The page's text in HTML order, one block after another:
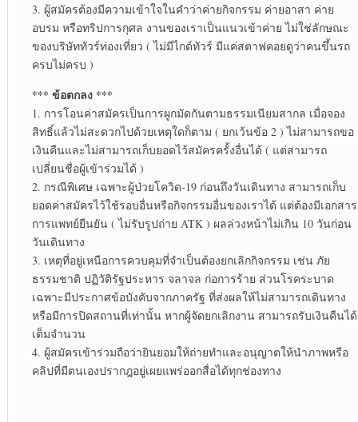
3. ผู้สมัครต้องมีความเข้าใจในคำว่าค่ายกิจกรรม ค่ายอาสา ค่าย
อบรม หรือทริปการกุศล งานของเราเป็นแนวเข้าค่าย ไม่ใช่ลักษณะ
ของบริษัททัวร์ท่องเที่ยว ( ไม่มีไกด์ทัวร์ มีแค่สตาฟคอยดูว่าคนขึ้นรถ
ครบไม่ครบ )
*** ข้อตกลง ***
1. การโอนค่าสมัครเป็นการผูกมัดกันตามธรรมเนียมสากล เมื่อจอง
สิทธิ์แล้วไม่สะดวกไปด้วยเหตุใดก็ตาม ( ยกเว้นข้อ 2 ) ไม่สามารถขอ
เงินคืนและไม่สามารถเก็บยอดไว้สมัครครั้งอื่นได้ ( แต่สามารถ
เปลี่ยนชื่อผู้เข้าร่วมได้ )
2. กรณีพิเศษ เฉพาะผู้ป่วยโควิด-19 ก่อนถึงวันเดินทาง สามารถเก็บ
ยอดค่าสมัครไว้ใช้รอบอื่นหรือกิจกรรมอื่นของเราได้ แต่ต้องมีเอกสาร
การแพทย์ยืนยัน ( ไม่รับรูปถ่าย ATK ) ผลล่วงหน้าไม่เกิน 10 วันก่อน
วันเดินทาง
3. เหตุที่อยู่เหนือการควบคุมที่จำเป็นต้องยกเลิกกิจกรรม เช่น ภัย
ธรรมชาติ ปฏิวัติรัฐประหาร จลาจล ก่อการร้าย ส่วนโรคระบาด
เฉพาะมีประกาศข้อบังคับจากภาครัฐ ที่ส่งผลให้ไม่สามารถเดินทาง
หรือมีการปิดสถานที่เท่านั้น หากผู้จัดยกเลิกงาน สามารถรับเงินคืนได้
เต็มจำนวน
4. ผู้สมัครเข้าร่วมถือว่ายินยอมให้ถ่ายทำและอนุญาตให้นำภาพหรือ
คลิปที่มีตนเองปรากฎอยู่เผยแพร่ออกสื่อได้ทุกช่องทาง